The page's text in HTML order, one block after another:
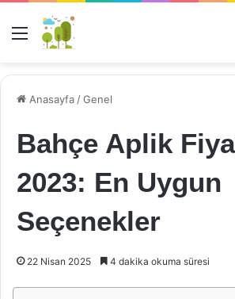
Menü
Anasayfa /Genel
Bahçe Aplik
2023: En Uygun
Seçenekler
22 Nisan 2025 4 dakika okuma süresi